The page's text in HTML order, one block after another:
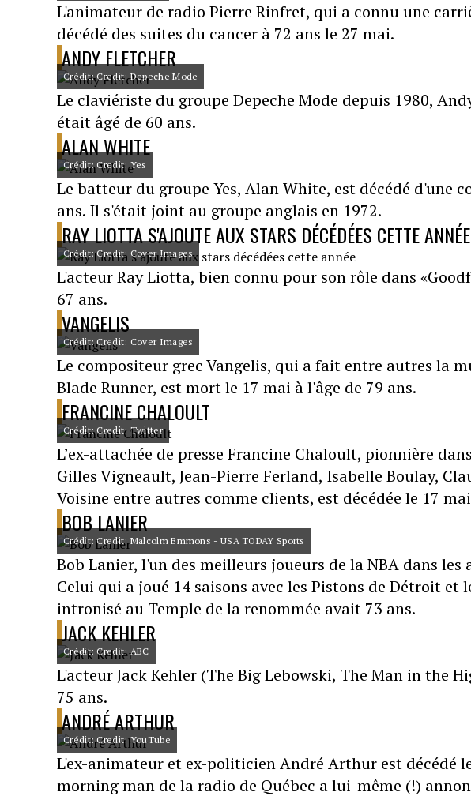
L'animateur de radio Pierre Rinfret, qui a connu une
décédé des suites du cancer à 72 ans le 27 mai.
ANDY FLETCHER
Crédit: Credit: Depeche Mode
Le claviériste du groupe Depeche Mode depuis 1980,
était âgé de 60 ans.
ALAN WHITE
Crédit: Credit: Yes
Le batteur du groupe Yes, Alan White, est décédé d'une
ans. Il s'était joint au groupe anglais en 1972.
RAY LIOTTA S'AJOUTE AUX STARS DÉCÉDÉES CETTE ANNÉE
Crédit: Credit: Cover Images
L'acteur Ray Liotta, bien connu pour son rôle dans
67 ans.
VANGELIS
Crédit: Credit: Cover Images
Le compositeur grec Vangelis, qui a fait entre autres la
Blade Runner, est mort le 17 mai à l'âge de 79 ans.
FRANCINE CHALOULT
Crédit: Credit: Twitter
L’ex-attachée de presse Francine Chaloult, pionnière
Gilles Vigneault, Jean-Pierre Ferland, Isabelle Boulay,
Voisine entre autres comme clients, est décédée le 17
BOB LANIER
Crédit: Credit: Malcolm Emmons - USA TODAY Sports
Bob Lanier, l'un des meilleurs joueurs de la NBA dans les
Celui qui a joué 14 saisons avec les Pistons de Détroit et
intronisé au Temple de la renommée avait 73 ans.
JACK KEHLER
Crédit: Credit: ABC
L'acteur Jack Kehler (The Big Lebowski, The Man in the
75 ans.
ANDRÉ ARTHUR
Crédit: Credit: YouTube
L'ex-animateur et ex-politicien André Arthur est décédé
morning man de la radio de Québec a lui-même (!)